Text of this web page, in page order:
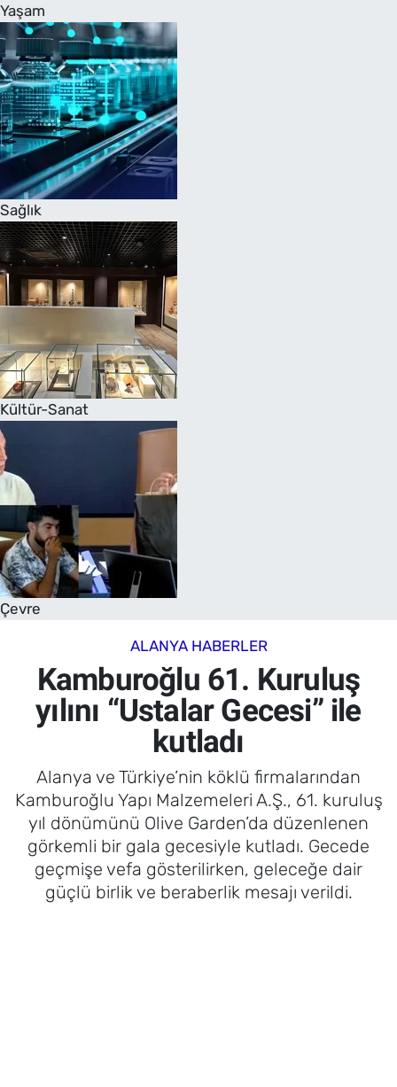
Yaşam
Sağlık
Kültür-Sanat
Çevre
ALANYA HABERLER
Kamburoğlu 61. Kuruluş
yılını “Ustalar Gecesi” ile
kutladı
Alanya ve Türkiye’nin köklü firmalarından
Kamburoğlu Yapı Malzemeleri A.Ş., 61. kuruluş
yıl dönümünü Olive Garden’da düzenlenen
görkemli bir gala gecesiyle kutladı. Gecede
geçmişe vefa gösterilirken, geleceğe dair
güçlü birlik ve beraberlik mesajı verildi.